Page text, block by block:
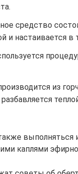
средство
и настаивается в
из
выполняться
каплями